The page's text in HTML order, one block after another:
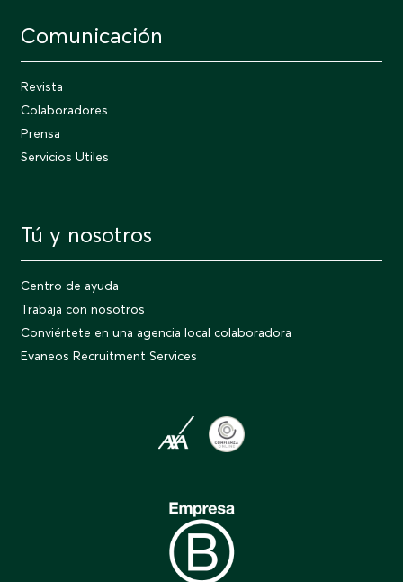
Comunicación
Revista
Colaboradores
Prensa
Servicios Utiles
Tú y nosotros
Centro de ayuda
Trabaja con nosotros
Conviértete en una agencia local colaboradora
Evaneos Recruitment Services